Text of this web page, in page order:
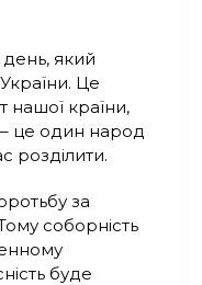
який
Це
нашої країни,
це один народ
розділити.
за
соборність
буде